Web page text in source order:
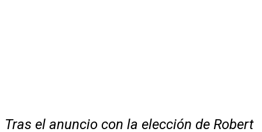
Tras el anuncio con la elección de Robert